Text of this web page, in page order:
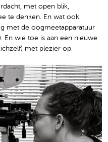
met open blik,
te denken. En wat ook
met de oogmeetapparatuur
En wie toe is aan een nieuwe
met plezier op.